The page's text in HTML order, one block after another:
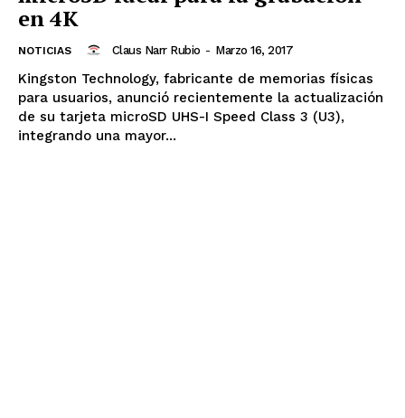
en 4K
NOTICIAS Claus Narr Rubio - Marzo 16, 2017
Kingston Technology, fabricante de memorias físicas
para usuarios, anunció recientemente la actualización
de su tarjeta microSD UHS-I Speed Class 3 (U3),
integrando una mayor...